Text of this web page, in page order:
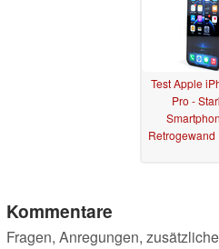
Test Apple
Pro -
Retrogewand
Kommentare
Fragen, Anregungen,